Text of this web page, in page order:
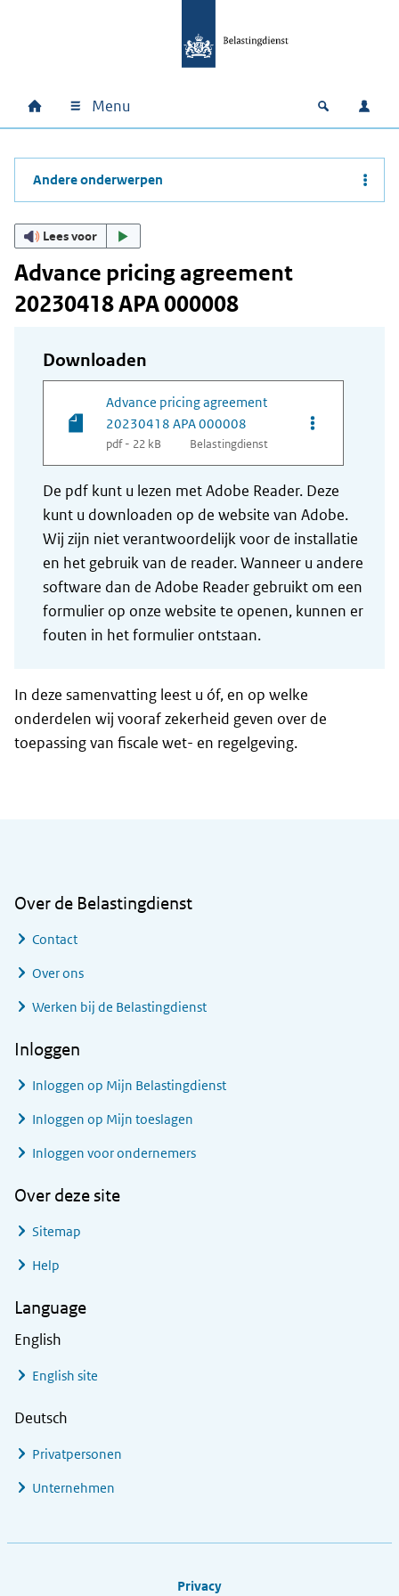
Hoofdnavigatie
Home Menu Open
Andere onderwerpen
Lees voor
Advance pricing agreement
20230418 APA 000008
Downloaden
Advance pricing agreement
20230418 APA 000008
pdf - 22 kB Belastingdienst
Opties van
De pdf kunt u lezen met Adobe Reader. Deze
kunt u downloaden op de website van Adobe.
Wij zijn niet verantwoordelijk voor de installatie
en het gebruik van de reader. Wanneer u andere
software dan de Adobe Reader gebruikt om een
formulier op onze website te openen, kunnen er
fouten in het formulier ontstaan.
In deze samenvatting leest u óf, en op welke
onderdelen wij vooraf zekerheid geven over de
toepassing van fiscale wet- en regelgeving.
Over de Belastingdienst
Contact
Over ons
Werken bij de Belastingdienst
Inloggen
Inloggen op Mijn Belastingdienst
Inloggen op Mijn toeslagen
Inloggen voor ondernemers
Over deze site
Sitemap
Help
Language
English
English site
Deutsch
Privatpersonen
Unternehmen
Privacy